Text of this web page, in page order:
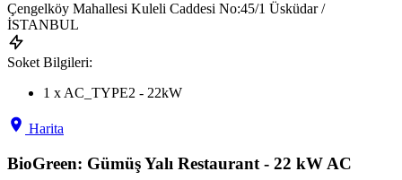
Çengelköy Mahallesi Kuleli Caddesi No:45/1 Üsküdar /
İSTANBUL
Soket Bilgileri:
1 x AC_TYPE2 - 22kW
Harita
BioGreen: Gümüş Yalı Restaurant - 22 kW AC